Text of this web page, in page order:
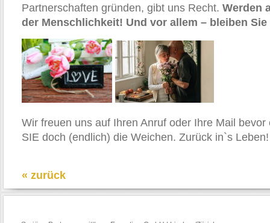
Partnerschaften gründen, gibt uns Recht. Werden
der Menschlichkeit! Und vor allem – bleiben
Wir freuen uns auf Ihren Anruf oder Ihre Mail
SIE doch (endlich) die Weichen. Zurück in`s Leben!
« zurück